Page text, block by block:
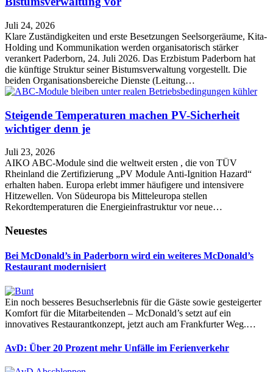
Juli 24, 2026
Klare Zuständigkeiten und erste Besetzungen Seelsorgeräume, Kita-
Holding und Kommunikation werden organisatorisch stärker
verankert Paderborn, 24. Juli 2026. Das Erzbistum Paderborn hat
die künftige Struktur seiner Bistumsverwaltung vorgestellt. Die
beiden Organisationsbereiche Dienste (Leitung…
Steigende Temperaturen machen PV-Sicherheit
wichtiger denn je
Juli 23, 2026
AIKO ABC-Module sind die weltweit ersten , die von TÜV
Rheinland die Zertifizierung „PV Module Anti-Ignition Hazard“
erhalten haben. Europa erlebt immer häufigere und intensivere
Hitzewellen. Von Südeuropa bis Mitteleuropa stellen
Rekordtemperaturen die Energieinfrastruktur vor neue…
Neuestes
Bei McDonald’s in Paderborn wird ein weiteres McDonald’s
Restaurant modernisiert
Ein noch besseres Besuchserlebnis für die Gäste sowie gesteigerter
Komfort für die Mitarbeitenden – McDonald’s setzt auf ein
innovatives Restaurantkonzept, jetzt auch am Frankfurter Weg.…
AvD: Über 20 Prozent mehr Unfälle im Ferienverkehr